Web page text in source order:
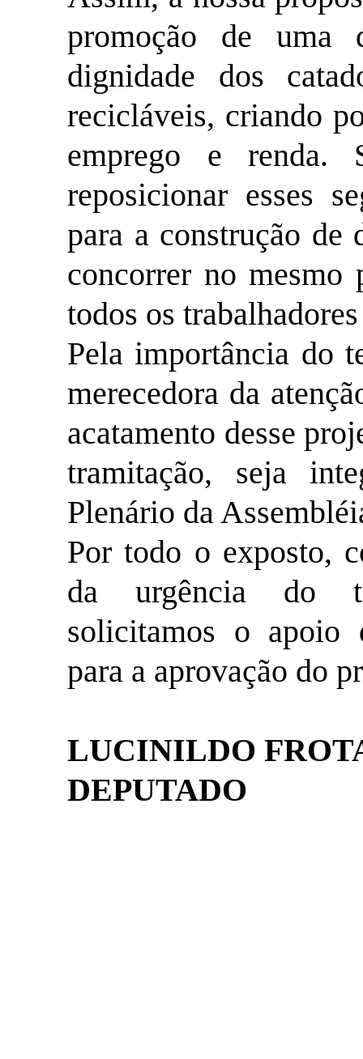
promoção de uma
dignidade dos
recicláveis, criando
emprego e renda.
reposicionar esses
para a construção de
concorrer no mesmo
todos os
Pela importância do
merecedora da
acatamento desse
tramitação, seja
Plenário da
Por todo o exposto,
da urgência do
solicitamos o apoio
para a aprovação do
LUCINILDO
DEPUTADO